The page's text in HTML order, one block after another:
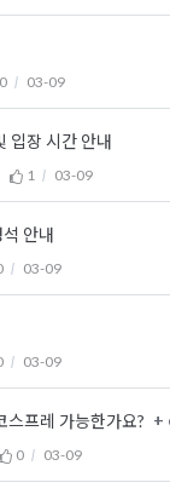
0 03-09
입장 시간 안내
1 03-09
안내
03-09
03-09
스프레 가능한가요? +
0 03-09